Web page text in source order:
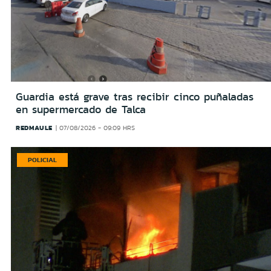
Guardia está grave tras recibir cinco puñaladas
en supermercado de Talca
REDMAULE 07/08/2026 - 09:09 HRS
POLICIAL